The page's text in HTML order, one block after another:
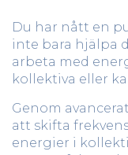
Du har nått en
inte bara hjälpa
arbeta med
kollektiva eller
Genom
att skifta
energier i